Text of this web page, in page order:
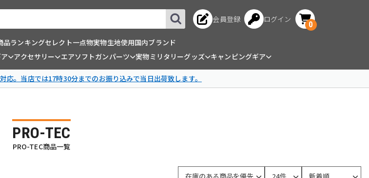
会員登録 ログイン
0
品ランキングセレクト一点物実物生地使用国内ブランド
アクセサリー エアソフトガンパーツ 実物ミリタリーグッズ キャンピングギア
応。当店では17時30分までのお振り込みで当日出荷致します。
PRO-TEC
PRO-TEC商品一覧